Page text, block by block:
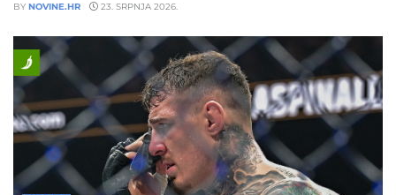
BY NOVINE.HR 23. SRPNJA 2026.